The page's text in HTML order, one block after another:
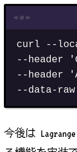
curl --
--header
'
--header
'
--data-raw
今後は